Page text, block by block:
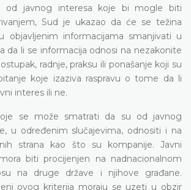
od javnog interesa koje bi mogle biti
Sud je ukazao da će se težina
objavljenim informacijama smanjivati u
da li se informacija odnosi na nezakonite
radnje, praksu ili ponašanje koji su
koje izaziva raspravu o tome da li
interes ili ne.
se može smatrati da su od javnog
u određenim slučajevima, odnositi i na
strana kao što su kompanije. Javni
biti procijenjen na nadnacionalnom
na druge države i njihove građane.
ovog kriterija moraju se uzeti u obzir